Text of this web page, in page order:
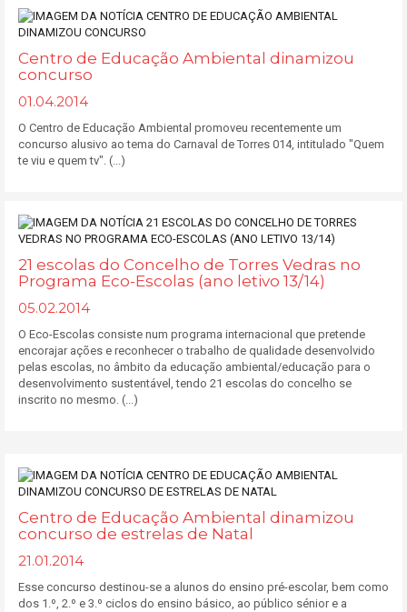
Centro de Educação Ambiental dinamizou
concurso
01.04.2014
O Centro de Educação Ambiental promoveu recentemente um
concurso alusivo ao tema do Carnaval de Torres 014, intitulado "Quem
te viu e quem tv". (...)
21 escolas do Concelho de Torres Vedras no
Programa Eco-Escolas (ano letivo 13/14)
05.02.2014
O Eco-Escolas consiste num programa internacional que pretende
encorajar ações e reconhecer o trabalho de qualidade desenvolvido
pelas escolas, no âmbito da educação ambiental/educação para o
desenvolvimento sustentável, tendo 21 escolas do concelho se
inscrito no mesmo. (...)
Centro de Educação Ambiental dinamizou
concurso de estrelas de Natal
21.01.2014
Esse concurso destinou-se a alunos do ensino pré-escolar, bem como
dos 1.º, 2.º e 3.º ciclos do ensino básico, ao público sénior e a